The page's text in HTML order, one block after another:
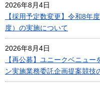
2026年8月4日
【採用予定数変更】令和8年
度）の実施について
2026年8月4日
【再公募】ユニークベニュ
ン実施業務委託企画提案競技